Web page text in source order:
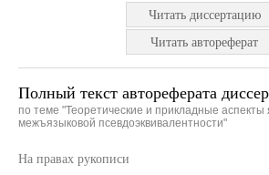
Читать диссертацию
Читать автореферат
Полный текст автореферата
по теме "Теоретические и прикладные аспекты
межъязыковой псевдоэквивалентности"
На правах рукописи